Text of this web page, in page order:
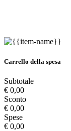
Carrello della spesa
Subtotale
€ 0,00
Sconto
€ 0,00
Spese
€ 0,00